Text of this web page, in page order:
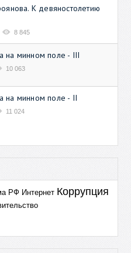
К девяностолетию
8 845
на минном поле - III
10 063
на минном поле - II
11 024
РФ Интернет Коррупция